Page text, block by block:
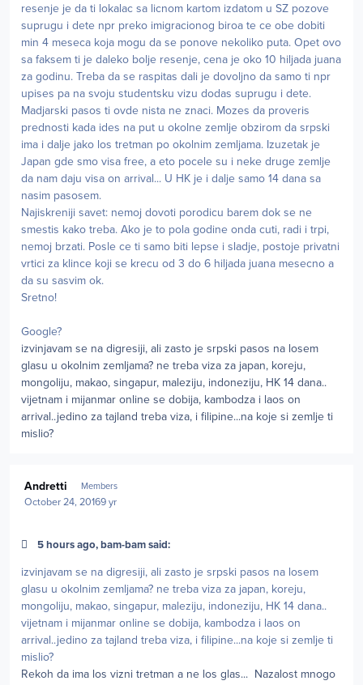
resenje je da ti lokalac sa licnom kartom izdatom u SZ pozove
suprugu i dete npr preko imigracionog biroa te ce obe dobiti
min 4 meseca koja mogu da se ponove nekoliko puta. Opet ovo
sa faksem ti je daleko bolje resenje, cena je oko 10 hiljada juana
za godinu. Treba da se raspitas dali je dovoljno da samo ti npr
upises pa na svoju studentsku vizu dodas suprugu i dete.
Madjarski pasos ti ovde nista ne znaci. Mozes da proveris
prednosti kada ides na put u okolne zemlje obzirom da srpski
ima i dalje jako los tretman po okolnim zemljama. Izuzetak je
Japan gde smo visa free, a eto pocele su i neke druge zemlje
da nam daju visa on arrival... U HK je i dalje samo 14 dana sa
nasim pasosem.
Najiskreniji savet: nemoj dovoti porodicu barem dok se ne
smestis kako treba. Ako je to pola godine onda cuti, radi i trpi,
nemoj brzati. Posle ce ti samo biti lepse i sladje, postoje privatni
vrtici za klince koji se krecu od 3 do 6 hiljada juana mesecno a
da su sasvim ok.
Sretno!
Google?
izvinjavam se na digresiji, ali zasto je srpski pasos na losem
glasu u okolnim zemljama? ne treba viza za japan, koreju,
mongoliju, makao, singapur, maleziju, indoneziju, HK 14 dana..
vijetnam i mijanmar online se dobija, kambodza i laos on
arrival..jedino za tajland treba viza, i filipine...na koje si zemlje ti
mislio?
Andretti Members
October 24, 20169 yr
5 hours ago, bam-bam said:
izvinjavam se na digresiji, ali zasto je srpski pasos na losem
glasu u okolnim zemljama? ne treba viza za japan, koreju,
mongoliju, makao, singapur, maleziju, indoneziju, HK 14 dana..
vijetnam i mijanmar online se dobija, kambodza i laos on
arrival..jedino za tajland treba viza, i filipine...na koje si zemlje ti
mislio?
Rekoh da ima los vizni tretman a ne los glas... Nazalost mnogo